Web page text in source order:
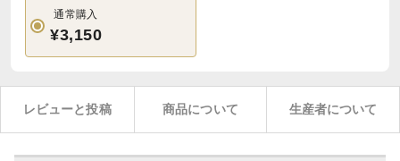
通常購入
¥3,150
レビューと投稿 商品について 生産者について